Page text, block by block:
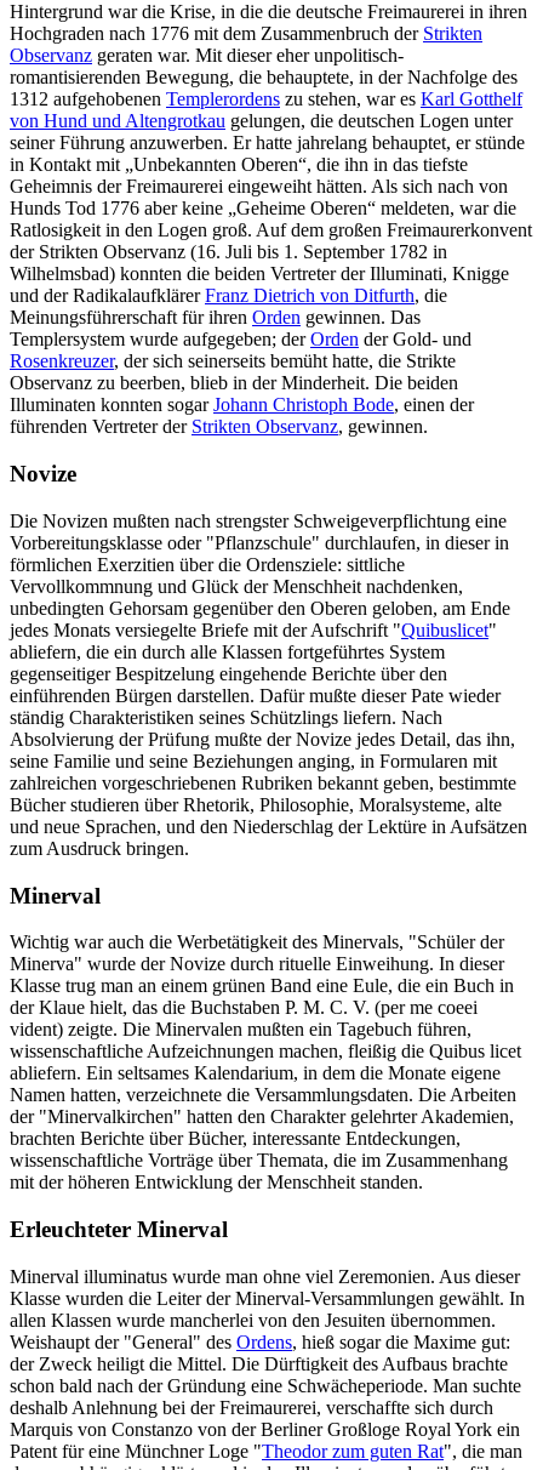
Hintergrund war die Krise, in die die deutsche Freimaurerei in ihren
Hochgraden nach 1776 mit dem Zusammenbruch der Strikten
Observanz geraten war. Mit dieser eher unpolitisch-
romantisierenden Bewegung, die behauptete, in der Nachfolge des
1312 aufgehobenen Templerordens zu stehen, war es Karl Gotthelf
von Hund und Altengrotkau gelungen, die deutschen Logen unter
seiner Führung anzuwerben. Er hatte jahrelang behauptet, er stünde
in Kontakt mit „Unbekannten Oberen“, die ihn in das tiefste
Geheimnis der Freimaurerei eingeweiht hätten. Als sich nach von
Hunds Tod 1776 aber keine „Geheime Oberen“ meldeten, war die
Ratlosigkeit in den Logen groß. Auf dem großen Freimaurerkonvent
der Strikten Observanz (16. Juli bis 1. September 1782 in
Wilhelmsbad) konnten die beiden Vertreter der Illuminati, Knigge
und der RadikalaufklärerFranz Dietrich von Ditfurth, die
Meinungsführerschaft für ihren Orden gewinnen. Das
Templersystem wurde aufgegeben; derOrden der Gold- und
Rosenkreuzer, der sich seinerseits bemüht hatte, die Strikte
Observanz zu beerben, blieb in der Minderheit. Die beiden
Illuminaten konnten sogarJohann Christoph Bode, einen der
führenden Vertreter der Strikten Observanz, gewinnen.
Novize
Die Novizen mußten nach strengster Schweigeverpflichtung eine
Vorbereitungsklasse oder "Pflanzschule" durchlaufen, in dieser in
förmlichen Exerzitien über die Ordensziele: sittliche
Vervollkommnung und Glück der Menschheit nachdenken,
unbedingten Gehorsam gegenüber den Oberen geloben, am Ende
jedes Monats versiegelte Briefe mit der Aufschrift "Quibuslicet"
abliefern, die ein durch alle Klassen fortgeführtes System
gegenseitiger Bespitzelung eingehende Berichte über den
einführenden Bürgen darstellen. Dafür mußte dieser Pate wieder
ständig Charakteristiken seines Schützlings liefern. Nach
Absolvierung der Prüfung mußte der Novize jedes Detail, das ihn,
seine Familie und seine Beziehungen anging, in Formularen mit
zahlreichen vorgeschriebenen Rubriken bekannt geben, bestimmte
Bücher studieren über Rhetorik, Philosophie, Moralsysteme, alte
und neue Sprachen, und den Niederschlag der Lektüre in Aufsätzen
zum Ausdruck bringen.
Minerval
Wichtig war auch die Werbetätigkeit des Minervals, "Schüler der
Minerva" wurde der Novize durch rituelle Einweihung. In dieser
Klasse trug man an einem grünen Band eine Eule, die ein Buch in
der Klaue hielt, das die Buchstaben P. M. C. V. (per me coeei
vident) zeigte. Die Minervalen mußten ein Tagebuch führen,
wissenschaftliche Aufzeichnungen machen, fleißig die Quibus licet
abliefern. Ein seltsames Kalendarium, in dem die Monate eigene
Namen hatten, verzeichnete die Versammlungsdaten. Die Arbeiten
der "Minervalkirchen" hatten den Charakter gelehrter Akademien,
brachten Berichte über Bücher, interessante Entdeckungen,
wissenschaftliche Vorträge über Themata, die im Zusammenhang
mit der höheren Entwicklung der Menschheit standen.
Erleuchteter Minerval
Minerval illuminatus wurde man ohne viel Zeremonien. Aus dieser
Klasse wurden die Leiter der Minerval-Versammlungen gewählt. In
allen Klassen wurde mancherlei von den Jesuiten übernommen.
Weishaupt der "General" des Ordens, hieß sogar die Maxime gut:
der Zweck heiligt die Mittel. Die Dürftigkeit des Aufbaus brachte
schon bald nach der Gründung eine Schwächeperiode. Man suchte
deshalb Anlehnung bei der Freimaurerei, verschaffte sich durch
Marquis von Constanzo von der Berliner Großloge Royal York ein
Patent für eine Münchner Loge "Theodor zum guten Rat", die man